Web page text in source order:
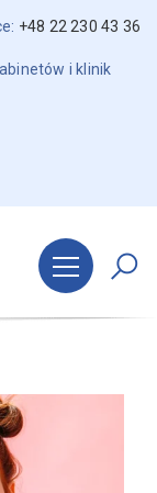
+48 22 230 43 36
i klinik